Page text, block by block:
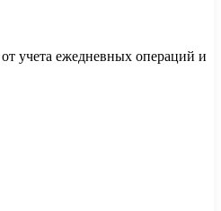
учета ежедневных операций и